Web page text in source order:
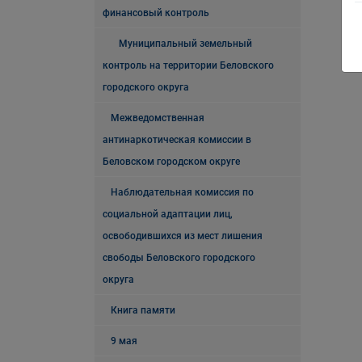
финансовый контроль
Муниципальный земельный
контроль на территории Беловского
городского округа
Межведомственная
антинаркотическая комиссии в
Беловском городском округе
Наблюдательная комиссия по
социальной адаптации лиц,
освободившихся из мест лишения
свободы Беловского городского
округа
Книга памяти
9 мая